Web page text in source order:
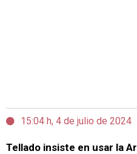
15:04 h, 4 de julio de 2024
Tellado insiste en usar la